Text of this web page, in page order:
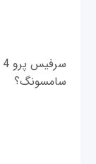
سامسونگ؟